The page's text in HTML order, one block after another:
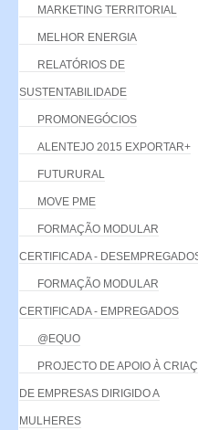
MARKETING TERRITORIAL
MELHOR ENERGIA
RELATÓRIOS DE
SUSTENTABILIDADE
PROMONEGÓCIOS
ALENTEJO 2015 EXPORTAR+
FUTURURAL
MOVE PME
FORMAÇÃO MODULAR
CERTIFICADA -
FORMAÇÃO MODULAR
CERTIFICADA - EMPREGADOS
@EQUO
PROJECTO DE APOIO À
DE EMPRESAS DIRIGIDO A
MULHERES